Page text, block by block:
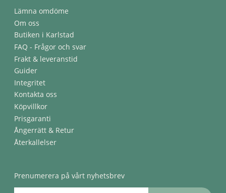
Lämna omdöme
Om oss
Butiken i Karlstad
FAQ - Frågor och svar
Frakt & leveranstid
Guider
Integritet
Kontakta oss
Köpvillkor
Prisgaranti
Ångerrätt & Retur
Återkallelser
Prenumerera på vårt nyhetsbrev